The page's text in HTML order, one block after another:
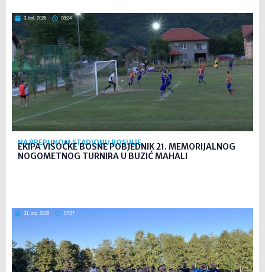
3. kol. 2026 08:24
NA PREPUNOM STADIONU ROSULJE
EKIPA VISOČKE BOSNE POBJEDNIK 21. MEMORIJALNOG
NOGOMETNOG TURNIRA U BUZIĆ MAHALI
31. srp. 2026 07:27